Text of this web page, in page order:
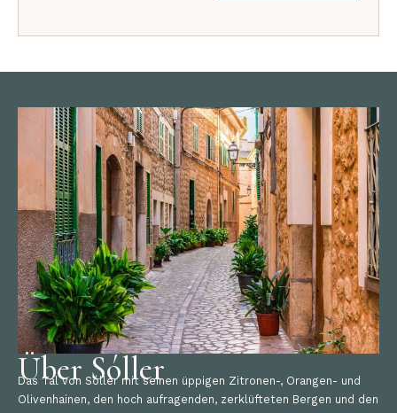
Über Sóller
Das Tal von Sóller mit seinen üppigen Zitronen-, Orangen- und
Olivenhainen, den hoch aufragenden, zerklüfteten Bergen und den